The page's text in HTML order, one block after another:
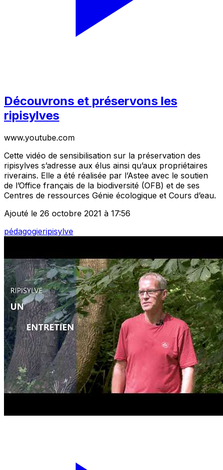
Découvrons et préservons les
ripisylves
www.youtube.com
Cette vidéo de sensibilisation sur la préservation des
ripisylves s’adresse aux élus ainsi qu’aux propriétaires
riverains. Elle a été réalisée par l’Astee avec le soutien
de l’Office français de la biodiversité (OFB) et de ses
Centres de ressources Génie écologique et Cours d’eau.
Ajouté le 26 octobre 2021 à 17:56
pédagogieripisylve